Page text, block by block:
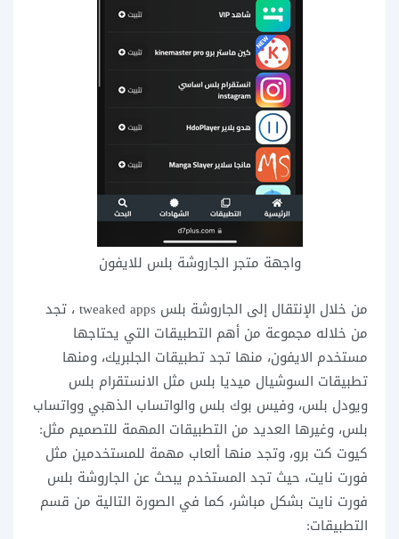
واجهة متجر الجاروشة بلس للايفون
من خلال الإنتقال إلى الجاروشة بلس tweaked apps ، تجد
من خلاله مجموعة من أهم التطبيقات التي يحتاجها
مستخدم الايفون، منها تجد تطبيقات الجلبريك، ومنها
تطبيقات السوشيال ميديا بلس مثل الانستقرام بلس
ويودل بلس، وفيس بوك بلس والواتساب الذهبي وواتساب
بلس، وغيرها العديد من التطبيقات المهمة للتصميم مثل:
كيوت كت برو، وتجد منها ألعاب مهمة للمستخدمين مثل
فورت نايت، حيث تجد المستخدم يبحث عن الجاروشة بلس
فورت نايت بشكل مباشر، كما في الصورة التالية من قسم
التطبيقات: